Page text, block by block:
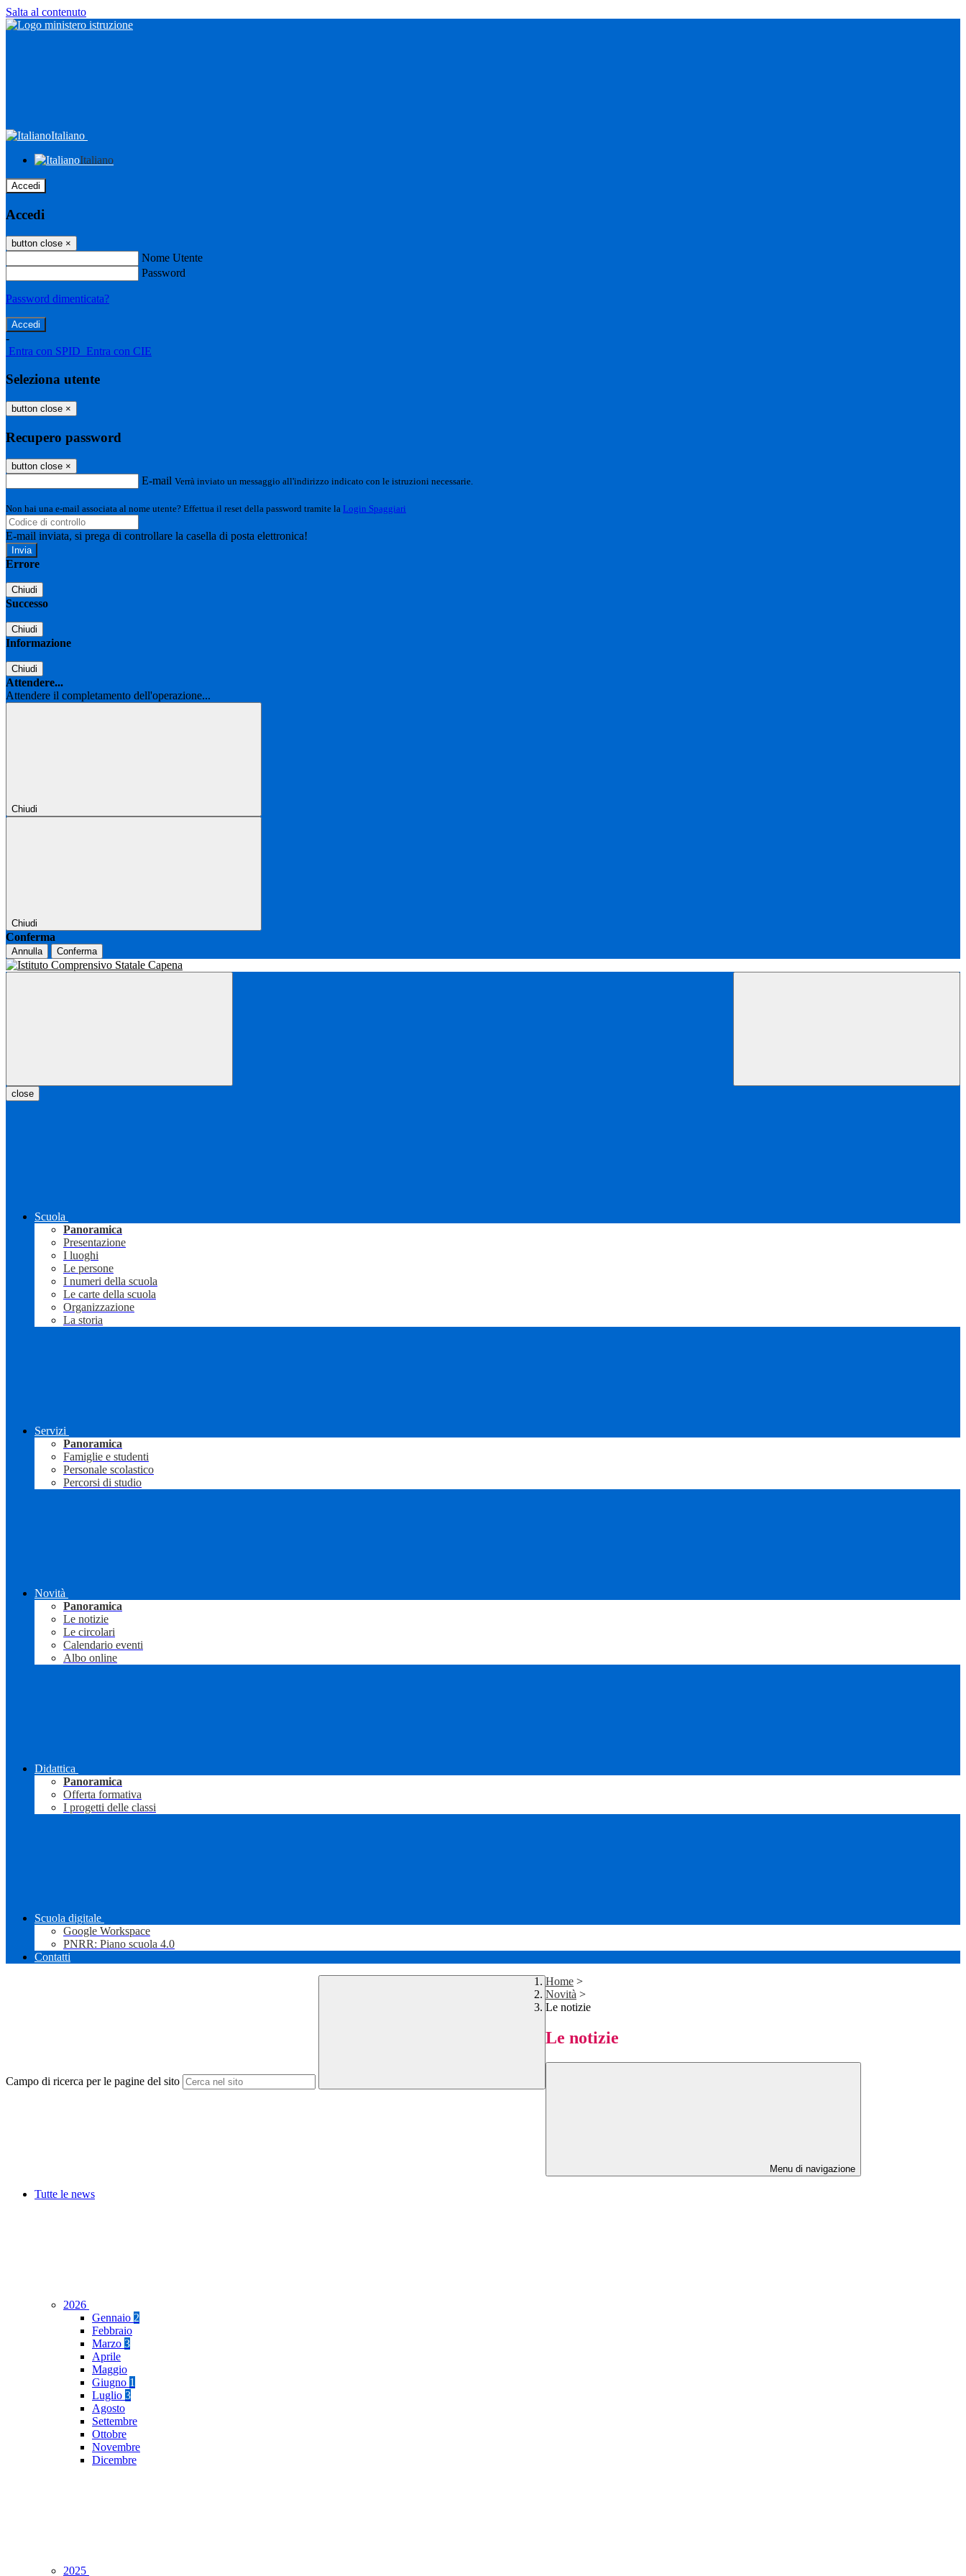
Salta al contenuto
Italiano
Italiano
Accedi
Accedi
button close ×
Nome Utente
Password
Password dimenticata?
-
Entra con SPID Entra con CIE
Seleziona utente
button close ×
Recupero password
button close ×
E-mail Verrà inviato un messaggio all'indirizzo indicato con le istruzioni necessarie.
Non hai una e-mail associata al nome utente? Effettua il reset della password tramite la Login Spaggiari
E-mail inviata, si prega di controllare la casella di posta elettronica!
Errore
Chiudi
Successo
Chiudi
Informazione
Chiudi
Attendere...
Attendere il completamento dell'operazione...
Chiudi
Chiudi
Conferma
Annulla Conferma
close
Scuola
Panoramica
Presentazione
I luoghi
Le persone
I numeri della scuola
Le carte della scuola
Organizzazione
La storia
Servizi
Panoramica
Famiglie e studenti
Personale scolastico
Percorsi di studio
Novità
Panoramica
Le notizie
Le circolari
Calendario eventi
Albo online
Didattica
Panoramica
Offerta formativa
I progetti delle classi
Scuola digitale
Google Workspace
PNRR: Piano scuola 4.0
Contatti
Campo di ricerca per le pagine del sito
Home >
Novità >
Le notizie
Le notizie
Menu di navigazione
Tutte le news
2026
Gennaio 2
Febbraio
Marzo 3
Aprile
Maggio
Giugno 1
Luglio 3
Agosto
Settembre
Ottobre
Novembre
Dicembre
2025